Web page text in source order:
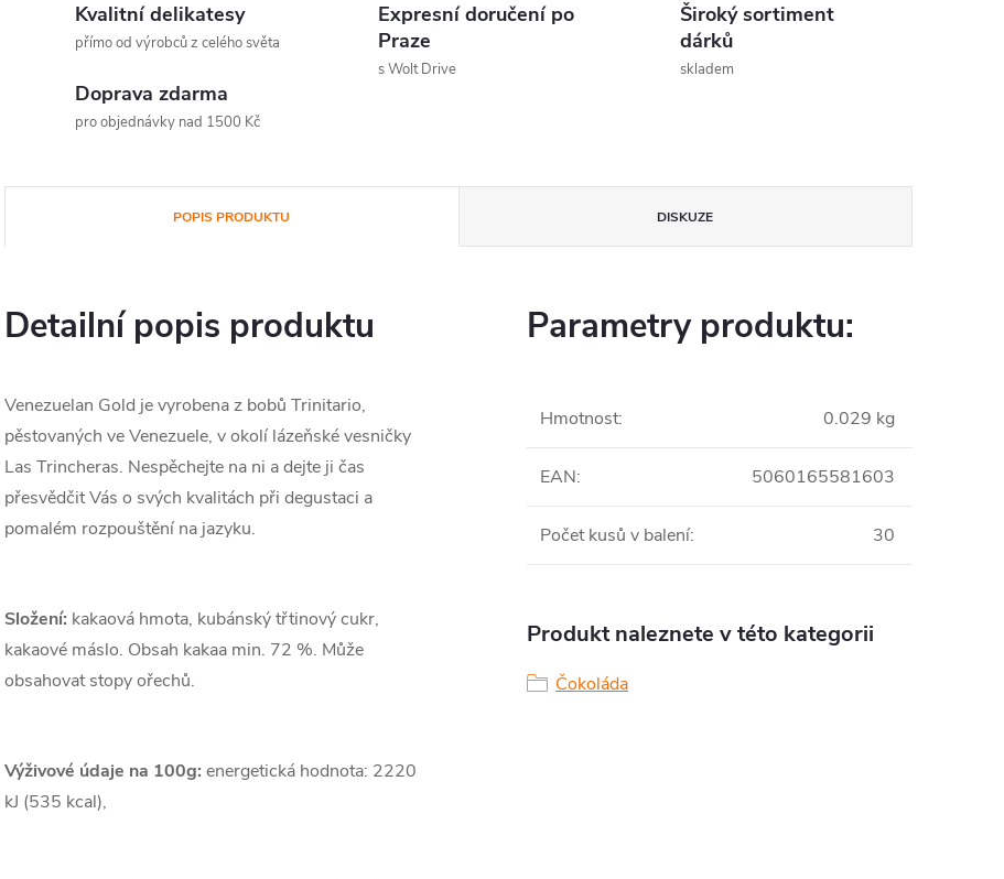
Kvalitní delikatesy
přímo od výrobců z celého světa
Expresní doručení po
Praze
s Wolt Drive
Široký sortiment
dárků
skladem
Doprava zdarma
pro objednávky nad 1500 Kč
POPIS PRODUKTU DISKUZE
Detailní popis produktu
Venezuelan Gold je vyrobena z bobů Trinitario,
pěstovaných ve Venezuele, v okolí lázeňské vesničky
Las Trincheras. Nespěchejte na ni a dejte ji čas
přesvědčit Vás o svých kvalitách při degustaci a
pomalém rozpouštění na jazyku.
Složení: kakaová hmota, kubánský třtinový cukr,
kakaové máslo. Obsah kakaa min. 72 %. Může
obsahovat stopy ořechů.
Výživové údaje na 100g: energetická hodnota: 2220
kJ (535 kcal),
Parametry produktu:
Hmotnost: 0.029 kg
EAN: 5060165581603
Počet kusů v balení: 30
Produkt naleznete v této kategorii
Čokoláda